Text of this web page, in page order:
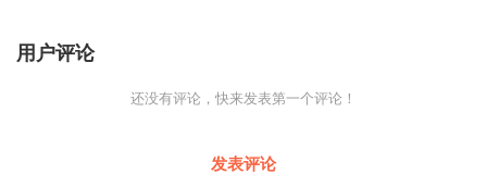
用户评论
还没有评论，快来发表第一个评论！
发表评论